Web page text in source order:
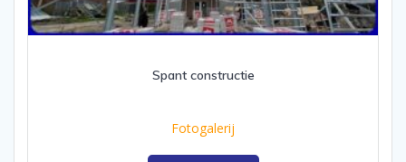
Spant constructie
Fotogalerij